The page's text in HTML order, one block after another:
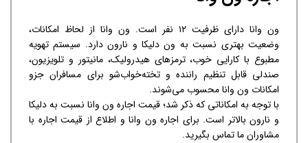
ون وانا دارای ظرفیت ۱۲ نفر است. ون وانا از لحاظ امکانات،
وضعیت بهتری نسبت به ون دلیکا و نارون دارد. سیستم تهویه
مطبوع با کارایی خوب، ترمزهای هیدرولیک، مانیتور و تلویزیون،
صندلی قابل تنظیم راننده و تخته‌خواب‌‌شو برای مسافران جزو
امکانات ون وانا محسوب می‌شوند.
با توجه به امکاناتی که ذکر شد؛ قیمت اجاره ون وانا نسبت به دلیکا
و نارون بالاتر است. برای اجاره ون وانا و اطلاع از قیمت اجاره با
مشاوران ما تماس بگیرید.